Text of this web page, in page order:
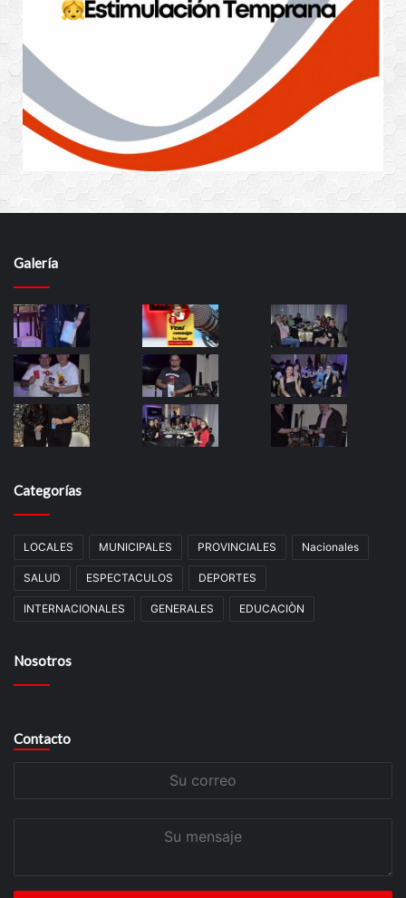
Galería
Categorías
LOCALES MUNICIPALES PROVINCIALES Nacionales
SALUD ESPECTACULOS DEPORTES
INTERNACIONALES GENERALES EDUCACIÒN
Nosotros
Contacto